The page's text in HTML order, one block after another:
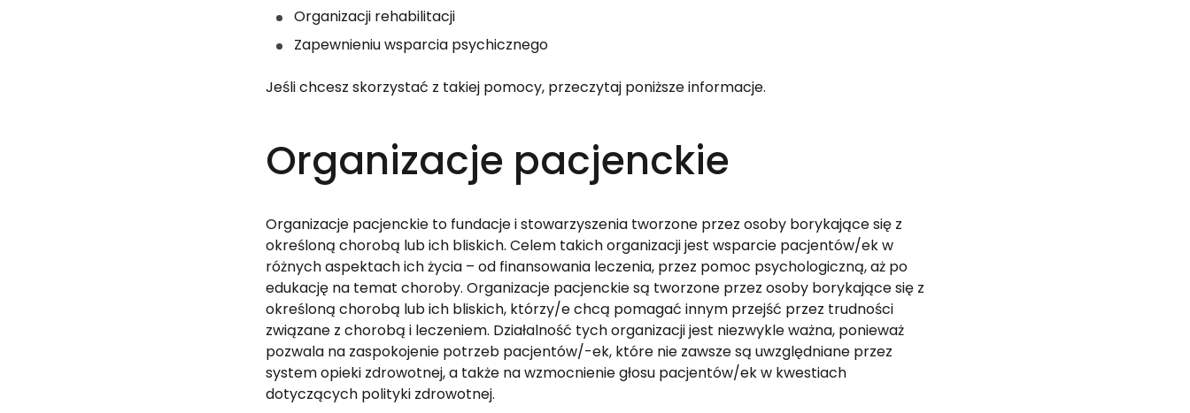
Organizacji rehabilitacji
Zapewnieniu wsparcia psychicznego
Jeśli chcesz skorzystać z takiej pomocy, przeczytaj poniższe informacje.
Organizacje pacjenckie
Organizacje pacjenckie to fundacje i stowarzyszenia tworzone przez osoby borykające się z
określoną chorobą lub ich bliskich. Celem takich organizacji jest wsparcie pacjentów/ek w
różnych aspektach ich życia – od finansowania leczenia, przez pomoc psychologiczną, aż po
edukację na temat choroby. Organizacje pacjenckie są tworzone przez osoby borykające się z
określoną chorobą lub ich bliskich, którzy/e chcą pomagać innym przejść przez trudności
związane z chorobą i leczeniem. Działalność tych organizacji jest niezwykle ważna, ponieważ
pozwala na zaspokojenie potrzeb pacjentów/-ek, które nie zawsze są uwzględniane przez
system opieki zdrowotnej, a także na wzmocnienie głosu pacjentów/ek w kwestiach
dotyczących polityki zdrowotnej.